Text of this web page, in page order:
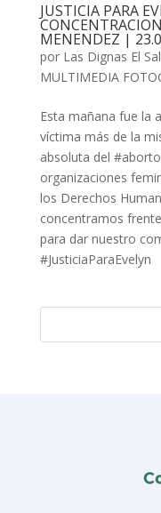
JUSTICIA PARA
MENENDEZ |
por Las Dignas El
MULTIMEDIA
Esta mañana fue la
víctima más de la
absoluta del
organizaciones
los Derechos
concentramos
para dar nuestro
#JusticiaParaEvelyn